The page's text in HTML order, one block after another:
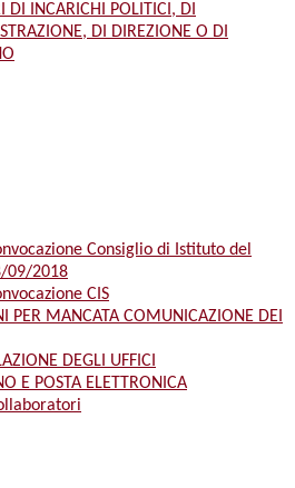
DI INCARICHI POLITICI, DI
DI DIREZIONE O DI
Consiglio di Istituto del
09/2018
CIS
PER MANCATA COMUNICAZIONE DEI
DEGLI UFFICI
E POSTA ELETTRONICA